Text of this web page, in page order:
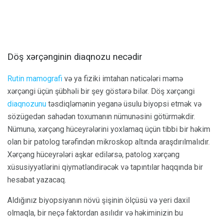
Döş xərçənginin diaqnozu necədir
Rutin mamografi və ya fiziki imtahan nəticələri məmə
xərçəngi üçün şübhəli bir şey göstərə bilər. Döş xərçəngi
diaqnozunu təsdiqləmənin yeganə üsulu biyopsi etmək və
sözügedən sahədən toxumanın nümunəsini götürməkdir.
Nümunə, xərçəng hüceyrələrini yoxlamaq üçün tibbi bir həkim
olan bir patolog tərəfindən mikroskop altında araşdırılmalıdır.
Xərçəng hüceyrələri aşkar edilərsə, patolog xərçəng
xüsusiyyətlərini qiymətləndirəcək və tapıntılar haqqında bir
hesabat yazacaq.
Aldığınız biyopsiyanın növü şişinin ölçüsü və yeri daxil
olmaqla, bir neçə faktordan asılıdır və həkiminizin bu